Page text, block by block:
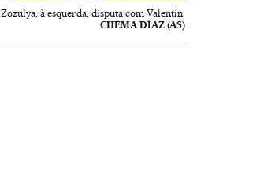
Zozulya, à esquerda, disputa com Valentín.
CHEMA DÍAZ (AS)